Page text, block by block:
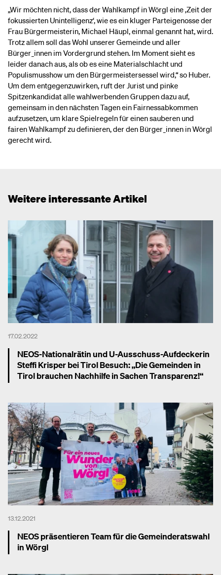
„Wir möchten nicht, dass der Wahlkampf in Wörgl eine ‚Zeit der
fokussierten Unintelligenz‘, wie es ein kluger Parteigenosse der
Frau Bürgermeisterin, Michael Häupl, einmal genannt hat, wird.
Trotz allem soll das Wohl unserer Gemeinde und aller
Bürger_innen im Vordergrund stehen. Im Moment sieht es
leider danach aus, als ob es eine Materialschlacht und
Populismusshow um den Bürgermeistersessel wird,“ so Huber.
Um dem entgegenzuwirken, ruft der Jurist und pinke
Spitzenkandidat alle wahlwerbenden Gruppen dazu auf,
gemeinsam in den nächsten Tagen ein Fairnessabkommen
aufzusetzen, um klare Spielregeln für einen sauberen und
fairen Wahlkampf zu definieren, der den Bürger_innen in Wörgl
gerecht wird.
Weitere interessante Artikel
17.02.2022
NEOS-Nationalrätin und U-Ausschuss-Aufdeckerin
Steffi Krisper bei Tirol Besuch: „Die Gemeinden in
Tirol brauchen Nachhilfe in Sachen Transparenz!“
13.12.2021
NEOS präsentieren Team für die Gemeinderatswahl
in Wörgl